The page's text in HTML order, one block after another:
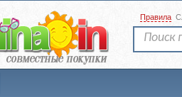
Правила